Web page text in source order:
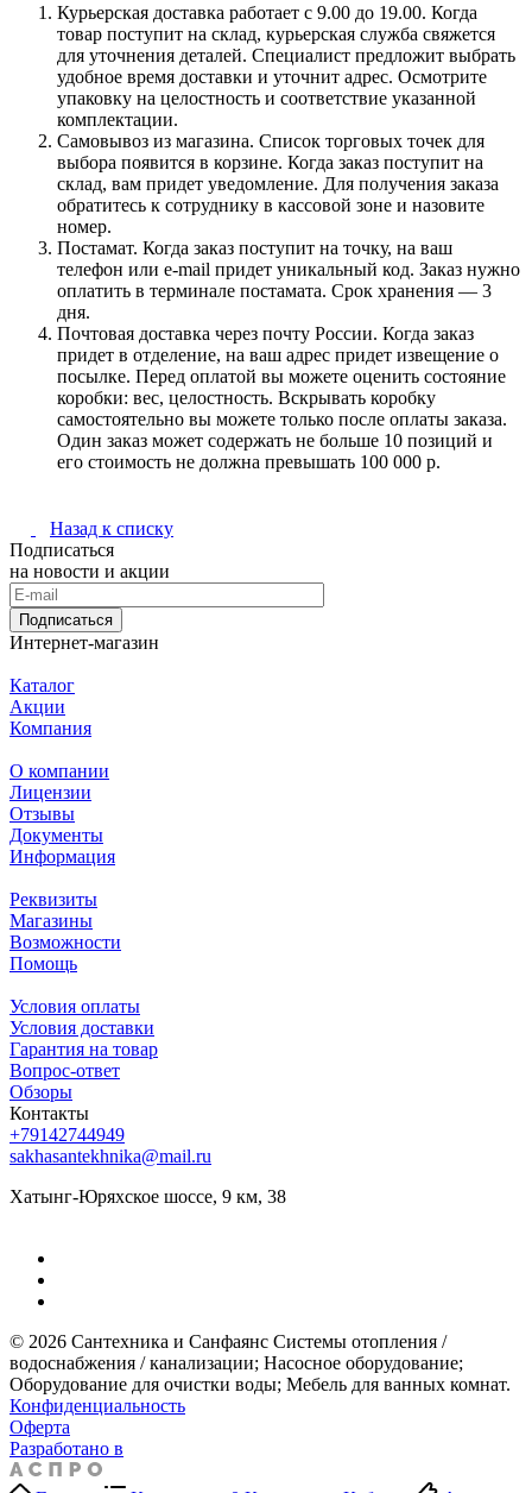
Курьерская доставка работает с 9.00 до 19.00. Когда
товар поступит на склад, курьерская служба свяжется
для уточнения деталей. Специалист предложит выбрать
удобное время доставки и уточнит адрес. Осмотрите
упаковку на целостность и соответствие указанной
комплектации.
Самовывоз из магазина. Список торговых точек для
выбора появится в корзине. Когда заказ поступит на
склад, вам придет уведомление. Для получения заказа
обратитесь к сотруднику в кассовой зоне и назовите
номер.
Постамат. Когда заказ поступит на точку, на ваш
телефон или e-mail придет уникальный код. Заказ нужно
оплатить в терминале постамата. Срок хранения — 3
дня.
Почтовая доставка через почту России. Когда заказ
придет в отделение, на ваш адрес придет извещение о
посылке. Перед оплатой вы можете оценить состояние
коробки: вес, целостность. Вскрывать коробку
самостоятельно вы можете только после оплаты заказа.
Один заказ может содержать не больше 10 позиций и
его стоимость не должна превышать 100 000 р.
Назад к списку
Подписаться
на новости и акции
Подписаться
Интернет-магазин
Каталог
Акции
Компания
О компании
Лицензии
Отзывы
Документы
Информация
Реквизиты
Магазины
Возможности
Помощь
Условия оплаты
Условия доставки
Гарантия на товар
Вопрос-ответ
Обзоры
Контакты
+79142744949
sakhasantekhnika@mail.ru
Хатынг-Юряхское шоссе, 9 км, 38
© 2026 Сантехника и Санфаянс ​Системы отопления /
водоснабжения / канализации; ​Насосное оборудование; ​
Оборудование для очистки воды; ​Мебель для ванных комнат.
Конфиденциальность
Оферта
Разработано в